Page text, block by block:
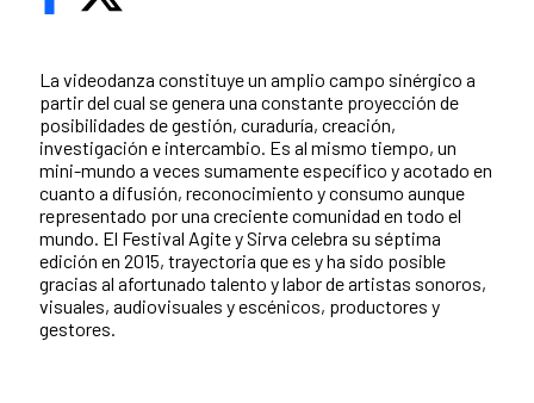
La videodanza constituye un amplio campo sinérgico a
partir del cual se genera una constante proyección de
posibilidades de gestión, curaduría, creación,
investigación e intercambio. Es al mismo tiempo, un
mini-mundo a veces sumamente específico y acotado en
cuanto a difusión, reconocimiento y consumo aunque
representado por una creciente comunidad en todo el
mundo. El Festival Agite y Sirva celebra su séptima
edición en 2015, trayectoria que es y ha sido posible
gracias al afortunado talento y labor de artistas sonoros,
visuales, audiovisuales y escénicos, productores y
gestores.